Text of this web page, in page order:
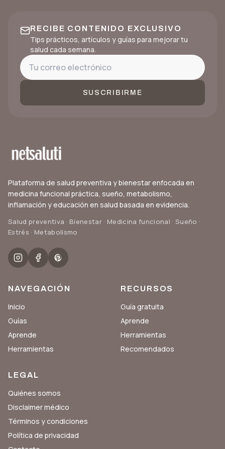
RECIBE CONTENIDO EXCLUSIVO
Tips prácticos, artículos y guías para mejorar tu
salud cada semana.
SUSCRIBIRME
Plataforma de salud preventiva y bienestar enfocada en
medicina funcional práctica, sueño, metabolismo,
inflamación y educación en salud basada en evidencia.
Salud preventiva · Bienestar · Medicina funcional · Sueño ·
Estrés · Metabolismo
NAVEGACIÓN
Inicio
Guías
Aprende
Herramientas
RECURSOS
Guía gratuita
Aprende
Herramientas
Recomendados
LEGAL
Quiénes somos
Disclaimer médico
Términos y condiciones
Política de privacidad